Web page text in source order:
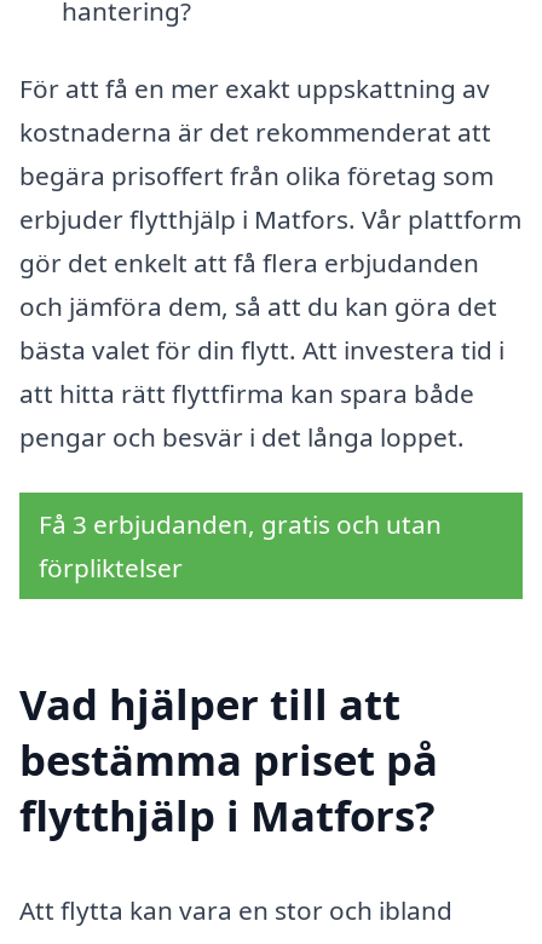
hantering?
För att få en mer exakt uppskattning av
kostnaderna är det rekommenderat att
begära prisoffert från olika företag som
erbjuder flytthjälp i Matfors. Vår plattform
gör det enkelt att få flera erbjudanden
och jämföra dem, så att du kan göra det
bästa valet för din flytt. Att investera tid i
att hitta rätt flyttfirma kan spara både
pengar och besvär i det långa loppet.
Få 3 erbjudanden, gratis och utan
förpliktelser
Vad hjälper till att
bestämma priset på
flytthjälp i Matfors?
Att flytta kan vara en stor och ibland